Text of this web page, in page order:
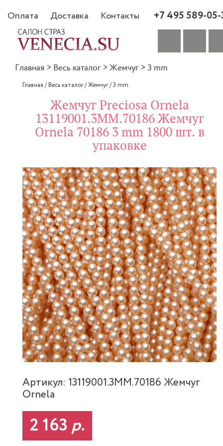
Оплата Доставка Контакты +7 495 589-
Главная > Весь каталог > Жемчуг > 3 mm
Главная /Весь каталог/Жемчуг/3 mm
Жемчуг Preciosa Ornela
13119001.3MM.70186 Жемчуг
Ornela 70186 3 mm 1800 шт. в
упаковке
Артикул: 13119001.3MM.70186 Жемчуг
Ornela
2 163 р.